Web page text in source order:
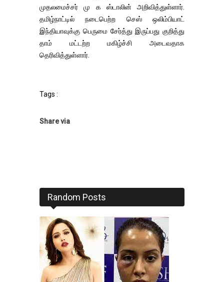
முதலமைச்சர் மு க ஸ்டாலின் அறிவித்துள்ளார்.
தமிழ்நாட்டில் நடைபெற்ற செஸ் ஒலிம்பியாட்
இந்தியாவுக்கு பெருமை சேர்த்து இருப்பது குறித்து
தாம் மட்டற்ற மகிழ்ச்சி அடைவதாக
தெரிவித்துள்ளார்.
Tags :
Share via
Random Posts